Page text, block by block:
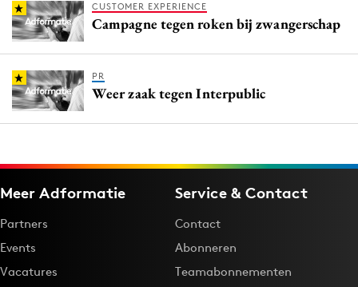
CUSTOMER EXPERIENCE
Campagne tegen roken bij zwangerschap
PR
Weer zaak tegen Interpublic
Meer Adformatie
Partners
Events
Vacatures
Service & Contact
Contact
Abonneren
Teamabonnementen